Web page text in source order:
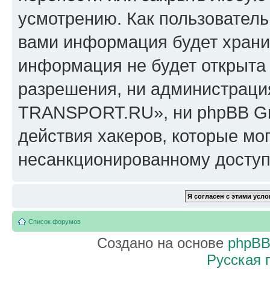
усмотрению. Как
вами информация будет
информация не будет
разрешения, ни
TRANSPORT.RU», ни phpBB
действия хакеров, которые
несанкционированному
Список форумов
Создано на основе phpBB
Русская